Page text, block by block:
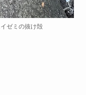
ゼミの抜け殻